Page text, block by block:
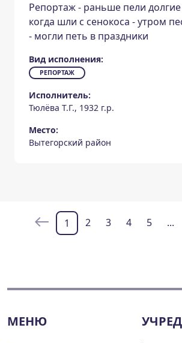
Репортаж - раньше пели
когда шли с сенокоса - утром
- могли петь в праздники
Вид исполнения:
РЕПОРТАЖ
Исполнитель:
Тюлёва Т.Г., 1932 г.р.
Место:
Вытегорский район
1 2 3 4 5 ...
МЕНЮ